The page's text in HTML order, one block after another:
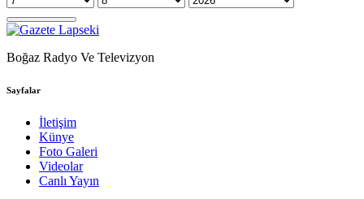
Boğaz Radyo Ve Televizyon
Sayfalar
İletişim
Künye
Foto Galeri
Videolar
Canlı Yayın